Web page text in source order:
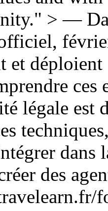
> —
et déploient
légale est
des